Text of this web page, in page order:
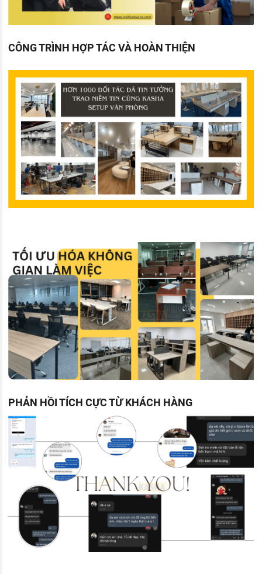
CÔNG TRÌNH HỢP TÁC VÀ HOÀN THIỆN
PHẢN HỒI TÍCH CỰC TỪ KHÁCH HÀNG